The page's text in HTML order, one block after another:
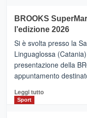
con
la
Al
via
i
collegamenti
BROOKS
l’edizione 2026
Si è svolta presso la
Linguaglossa
presentazione della
appuntamento
Leggi tuttoLeggi
Sport